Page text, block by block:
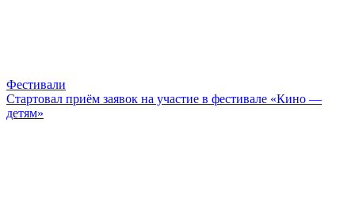
Фестивали
Стартовал приём заявок на участие в фестивале «Кино —
детям»